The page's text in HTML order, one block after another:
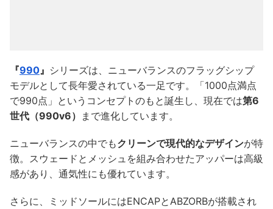
『990 』 シリーズは、ニューバランスのフラッグシップ
モデルとして長年愛されている一足です。「1000点満点
で990点」というコンセプトのもと誕生し、現在では第6
世代（990v6） まで進化しています。
ニューバランスの中でもクリーンで現代的なデザインが特
徴。スウェードとメッシュを組み合わせたアッパーは高級
感があり、通気性にも優れています。
さらに、ミッドソールにはENCAPとABZORBが搭載され